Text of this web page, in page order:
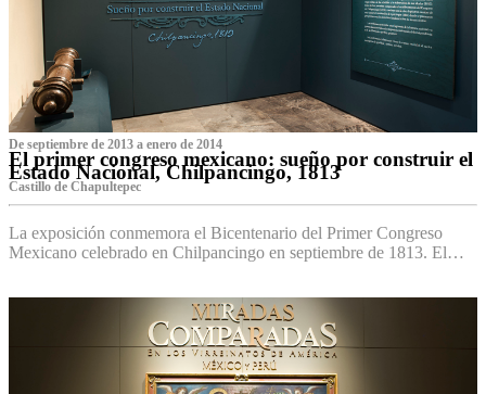
De septiembre de 2013 a enero de 2014
El primer congreso mexicano: sueño por construir el
Estado Nacional, Chilpancingo, 1813
Castillo de Chapultepec
La exposición conmemora el Bicentenario del Primer Congreso
Mexicano celebrado en Chilpancingo en septiembre de 1813. El…